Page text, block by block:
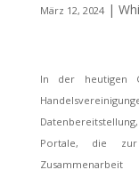
März 12, 2024|
In der heutigen
Portale, die zur